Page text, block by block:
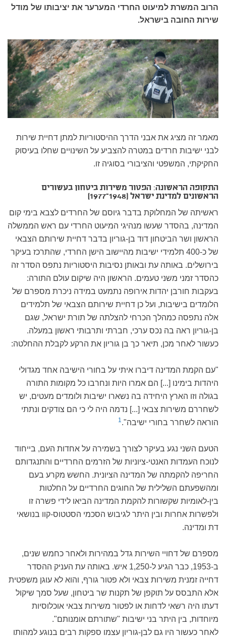
הרוב המשרת למיעוט החרדי המערער את יציבותו של מודל
שירות החובה בישראל.
מאמר זה מציג את אבני הדרך ההיסטוריות למתן דחיית שירות
לבני ישיבות חרדים במטרה להצביע על השינויים שחלו בעיסוק
החקיקתי, המשפטי והציבורי בסוגיה זו.
התקופה הראשונה: הפטור משירות ביטחון בעשורים
הראשונים למדינת ישראל (1948–1977)
ראשיתה של המחלוקת בדבר גיוסם של החרדים לצבא בימי קום
המדינה, בהסדר שעשו מנהיגי המיעוט החרדי עם ראש הממשלה
הראשון ושר הביטחון דוד בן-גוריון בדבר דחיית שירותם הצבאי
של כ-400 תלמידי ישיבות מהיישוב הישן החרדי, שהתרכז בעיקר
בירושלים. באותה עת ובאותן נסיבות היסטוריות נתפס הסדר זה
כהסדר זמני משני טעמים. הראשון היה שיקום עולם התורה:
בעקבות חורבן יהדות אירופה נתמעט במידה ניכרת מספרם של
הלומדים בישיבות, ועל כן דחיית שירותם הצבאי של תלמידים
אלה נתפסה כמהלך הכרחי להצלתה של תורת ישראל, שגם
בן-גוריון ראה בה נכס ערכי, חברתי ותרבותי ראשון במעלה.
כעשור לאחר מכן, תיאר כך בן גוריון את הרקע לקבלת ההחלטה:
"עם הקמת המדינה דיברו איתי על בחורי הישיבה אחד מגדולי
היהדות בימינו [...] הם אמרו היות ונחרבו כל מקומות התורה
בגולה וזו הארץ היחידה בה נשארו ישיבות ולומדים מעטים, יש
לשחררם משירות צבאי [...] נדמה היה לי כי הם צודקים ונתתי
הוראה לשחרר בחורי ישיבה". 1
הטעם השני נגע בעיקר לצורך בשמירה על אחדות העם, בייחוד
לנוכח העמדות האנטי-ציוניות של הזרמים החרדיים והתנגדותם
החריפה להקמתה של המדינה הציונית. החשש מקרע בעם
ומהשפעתם השלילית של החוגים החרדיים על החלטות
בין-לאומיות שקשורות להקמת המדינה הביאו לידי פשרה זו
ולפשרות אחרות ובין היתר לגיבוש הסכמי הסטטוס-קוו בנושאי
דת ומדינה.
מספרם של דחויי השירות גדל במהירות ולאחר כחמש שנים,
ב-1953, כבר הגיע ל-1,250 איש. באותה עת העניק ההסדר
דחייה זמנית משירות צבאי ולא פטור גורף, והוא לא עוגן משפטית
אלא התבסס על תוקפן של תקנות שר ביטחון, שעל סמך שיקול
דעתו היה רשאי לדחות או לפטור משירות צבאי אוכלוסיות
מיוחדות, בין היתר בני ישיבות "שתורתם אומנותם".
לאחר כעשור היו גם לבן-גוריון עצמו ספקות רבים בנוגע למהותו